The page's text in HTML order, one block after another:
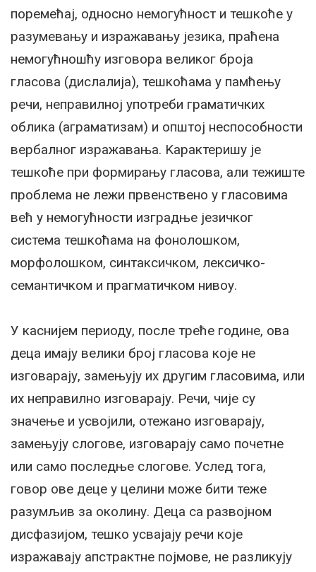
поремећај, односно немогућност и тешкоће у
разумевању и изражавању језика, праћена
немогућношћу изговора великог броја
гласова (дислалија), тешкоћама у памћењу
речи, неправилној употреби граматичких
облика (аграматизам) и општој неспособности
вербалног изражавања. Kарактеришу је
тешкоће при формирању гласова, али тежиште
проблема не лежи првенствено у гласовима
већ у немогућности изградње језичког
система тешкоћама на фонолошком,
морфолошком, синтаксичком, лексичко-
семантичком и прагматичком нивоу.
У каснијем периоду, после треће године, ова
деца имају велики број гласова које не
изговарају, замењују их другим гласовима, или
их неправилно изговарају. Речи, чије су
значење и усвојили, отежано изговарају,
замењују слогове, изговарају само почетне
или само последње слогове. Услед тога,
говор ове деце у целини може бити теже
разумљив за околину. Деца са развојном
дисфазијом, тешко усвајају речи које
изражавају апстрактне појмове, не разликују